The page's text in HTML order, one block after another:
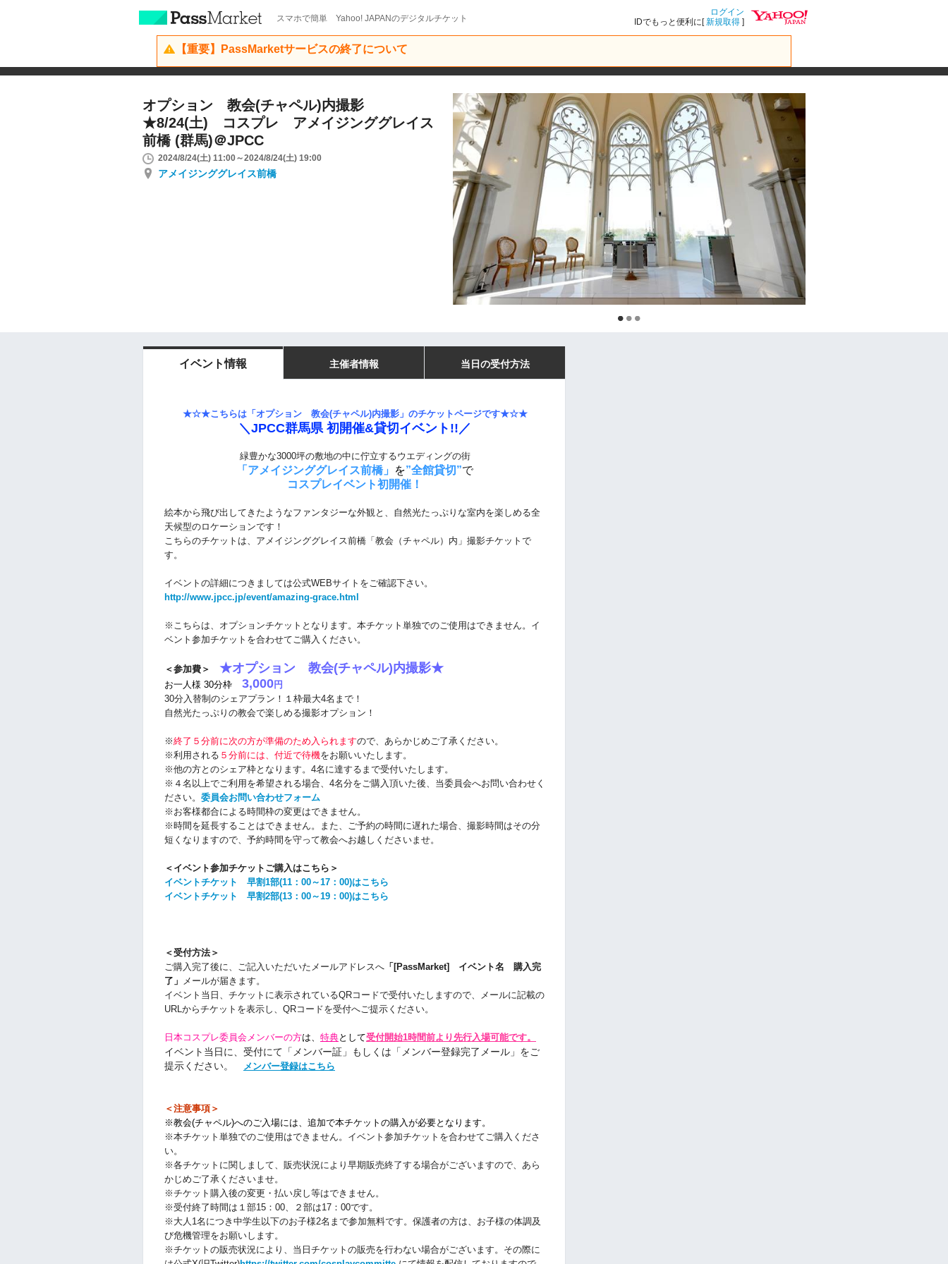
スマホで簡単 Yahoo! JAPANのデジタルチケット
ログイン
IDでもっと便利に[新規取得 ]
【重要】PassMarketサービスの終了について
オプション 教会(チャペル)内撮影
★8/24(土) コスプレ アメイジンググレイス
前橋 (群馬)＠JPCC
2024/8/24(土) 11:00～2024/8/24(土) 19:00
アメイジンググレイス前橋
イベント情報 主催者情報 当日の受付方法
★☆★こちらは「オプション 教会(チャペル)内撮影」のチケットページです★☆★
＼JPCC群馬県 初開催&貸切イベント!!／
緑豊かな3000坪の敷地の中に佇立するウエディングの街
「アメイジンググレイス前橋」 を”全館貸切”で
コスプレイベント初開催！
絵本から飛び出してきたようなファンタジーな外観と、自然光たっぷりな室内を楽しめる全
天候型のロケーションです！
こちらのチケットは、アメイジンググレイス前橋「教会（チャペル）内」撮影チケットで
す。
イベントの詳細につきましては公式WEBサイトをご確認下さい。
http://www.jpcc.jp/event/amazing-grace.html
※こちらは、オプションチケットとなります。本チケット単独でのご使用はできません。イ
ベント参加チケットを合わせてご購入ください。
＜参加費＞ ★オプション 教会(チャペル)内撮影★
お一人様 30分枠 3,000 円
30分入替制のシェアプラン！１枠最大4名まで！
自然光たっぷりの教会で楽しめる撮影オプション！
※終了５分前に次の方が準備のため入られますので、あらかじめご了承ください。
※利用される ５分前には、付近で待機をお願いいたします。
※他の方とのシェア枠となります。4名に達するまで受付いたします。
※４名以上でご利用を希望される場合、4名分をご購入頂いた後、当委員会へお問い合わせく
ださい。 委員会お問い合わせフォーム
※お客様都合による時間枠の変更はできません。
※時間を延長することはできません。また、ご予約の時間に遅れた場合、撮影時間はその分
短くなりますので、予約時間を守って教会へお越しくださいませ。
＜イベント参加チケットご購入はこちら＞
イベントチケット 早割1部(11：00～17：00)はこちら
イベントチケット 早割2部(13：00～19：00)はこちら
＜受付方法＞
ご購入完了後に、ご記入いただいたメールアドレスへ 「[PassMarket] イベント名 購入完
了」
メールが届きます。
イベント当日、チケットに表示されているQRコードで受付いたしますので、メールに記載の
URLからチケットを表示し、QRコードを受付へご提示ください。
日本コスプレ委員会メンバーの方は、 特典として受付開始1時間前より先行入場可能です。
イベント当日に、受付にて「メンバー証」もしくは「メンバー登録完了メール」をご
提示ください。
メンバー登録はこちら
＜注意事項＞
※教会(チャペル)へのご入場には、追加で本チケットの購入が必要となります。
※本チケット単独でのご使用はできません。イベント参加チケットを合わせてご購入くださ
い。
※各チケットに関しまして、販売状況により早期販売終了する場合がございますので、あら
かじめご了承くださいませ。
※チケット購入後の変更・払い戻し等はできません。
※受付終了時間は１部15：00、２部は17：00です。
※大人1名につき中学生以下のお子様2名まで参加無料です。保護者の方は、お子様の体調及
び危機管理をお願いします。
※チケットの販売状況により、当日チケットの販売を行わない場合がございます。その際に